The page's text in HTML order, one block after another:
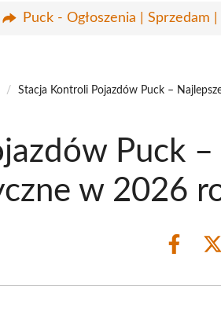
Puck - Ogłoszenia | Sprzedam
/
Stacja Kontroli Pojazdów Puck –
Puck –
w 2026
Share